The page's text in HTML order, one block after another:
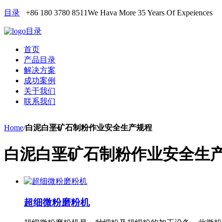
目录 +86 180 3780 8511We Hava More 35 Years Of Expeiences
目录
首页
产品目录
解决方案
成功案例
关于我们
联系我们
Home/白泥白垩矿石制粉作业安全生产规程
白泥白垩矿石制粉作业安全生
超细微粉磨粉机